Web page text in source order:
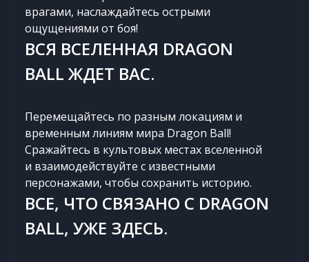
врагами, наслаждайтесь острыми
ощущениями от боя!
ВСЯ ВСЕЛЕННАЯ DRAGON
BALL ЖДЕТ ВАС.
Перемещайтесь по разным локациям и
временным линиям мира Dragon Ball!
Сражайтесь в культовых местах вселенной
и взаимодействуйте с известными
персонажами, чтобы сохранить историю.
ВСЕ, ЧТО СВЯЗАНО С DRAGON
BALL, УЖЕ ЗДЕСЬ.